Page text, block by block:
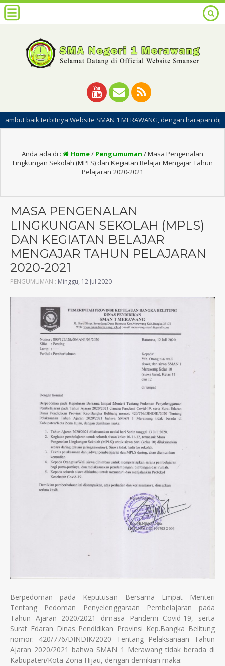
terbitnya Website SMAN 1 MERAWANG, dengan harapan
Anda ada di : Home/ Pengumuman /Masa Pengenalan
Lingkungan Sekolah (MPLS) dan Kegiatan Belajar Mengajar Tahun
Pelajaran 2020-2021
MASA PENGENALAN
LINGKUNGAN SEKOLAH (MPLS)
DAN KEGIATAN BELAJAR
MENGAJAR TAHUN PELAJARAN
2020-2021
PENGUMUMAN : Minggu, 12 Jul 2020
Berpedoman pada Keputusan Bersama Empat Menteri
Tentang Pedoman Penyelenggaraan Pembelajaran pada
Tahun Ajaran 2020/2021 dimasa Pandemi Covid-19, serta
Surat Edaran Dinas Pendidikan Provinsi Kep.Bangka Belitung
nomor: 420/776/DINDIK/2020 Tentang Pelaksanaan Tahun
Ajaran 2020/2021 bahwa SMAN 1 Merawang tidak berada di
Kabupaten/Kota Zona Hijau, dengan demikian maka: